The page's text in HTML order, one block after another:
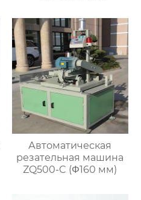
деталей
Автоматическая
резательная машина
ZQ500-C (Φ160 мм)